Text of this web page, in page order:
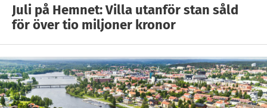
Juli på Hemnet: Villa utanför stan såld
för över tio miljoner kronor